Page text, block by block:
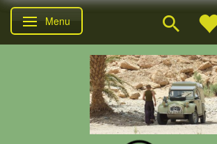
Skifte navigation
Menu